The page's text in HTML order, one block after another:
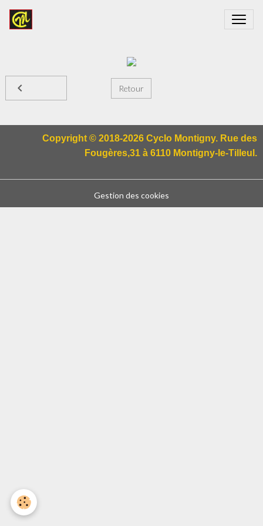
Retour
Copyright © 2018-2026 Cyclo Montigny. Rue des
Fougères,31 à 6110 Montigny-le-Tilleul.
Gestion des cookies